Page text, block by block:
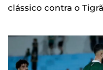
clássico contra o